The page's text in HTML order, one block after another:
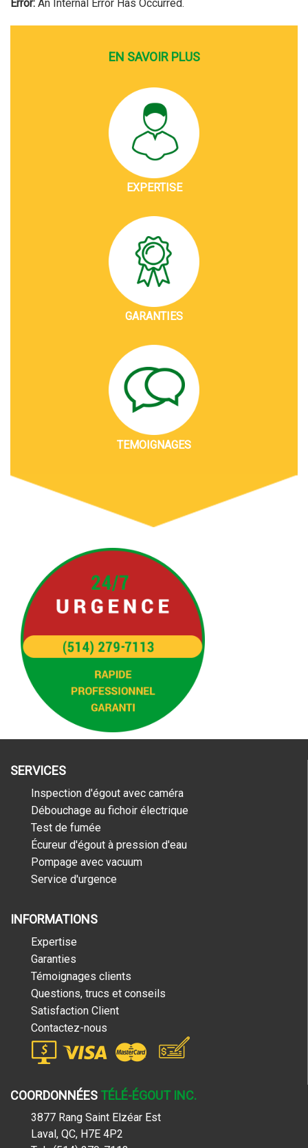
Error: An Internal Error Has Occurred.
EN SAVOIR PLUS
EXPERTISE
GARANTIES
TEMOIGNAGES
SERVICES
Inspection d'égout avec caméra
Débouchage au fichoir électrique
Test de fumée
Écureur d'égout à pression d'eau
Pompage avec vacuum
Service d'urgence
INFORMATIONS
Expertise
Garanties
Témoignages clients
Questions, trucs et conseils
Satisfaction Client
Contactez-nous
COORDONNÉES TÉLÉ-ÉGOUT INC.
3877 Rang Saint Elzéar Est
Laval, QC, H7E 4P2